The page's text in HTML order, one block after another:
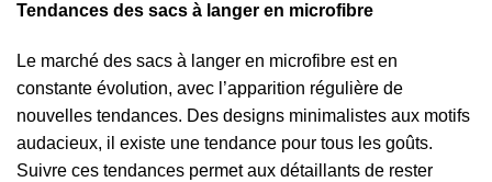
Tendances des sacs à langer en microfibre
Le marché des sacs à langer en microfibre est en
constante évolution, avec l’apparition régulière de
nouvelles tendances. Des designs minimalistes aux motifs
audacieux, il existe une tendance pour tous les goûts.
Suivre ces tendances permet aux détaillants de rester